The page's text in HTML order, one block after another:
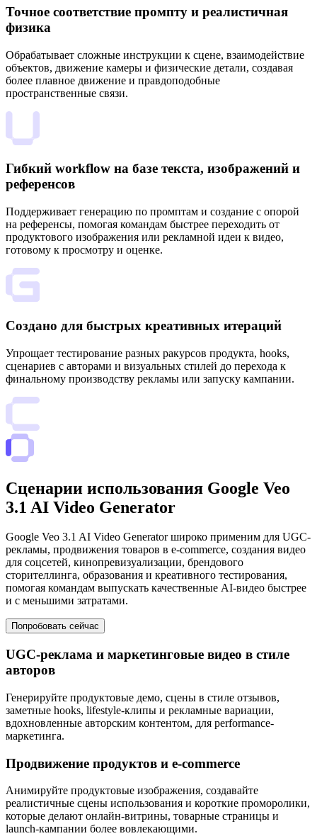
Точное соответствие промпту и реалистичная
физика
Обрабатывает сложные инструкции к сцене, взаимодействие
объектов, движение камеры и физические детали, создавая
более плавное движение и правдоподобные
пространственные связи.
Гибкий workflow на базе текста, изображений и
референсов
Поддерживает генерацию по промптам и создание с опорой
на референсы, помогая командам быстрее переходить от
продуктового изображения или рекламной идеи к видео,
готовому к просмотру и оценке.
Создано для быстрых креативных итераций
Упрощает тестирование разных ракурсов продукта, hooks,
сценариев с авторами и визуальных стилей до перехода к
финальному производству рекламы или запуску кампании.
Сценарии использования Google Veo
3.1 AI Video Generator
Google Veo 3.1 AI Video Generator широко применим для UGC-
рекламы, продвижения товаров в e-commerce, создания видео
для соцсетей, кинопревизуализации, брендового
сторителлинга, образования и креативного тестирования,
помогая командам выпускать качественные AI-видео быстрее
и с меньшими затратами.
Попробовать сейчас
UGC-реклама и маркетинговые видео в стиле
авторов
Генерируйте продуктовые демо, сцены в стиле отзывов,
заметные hooks, lifestyle-клипы и рекламные вариации,
вдохновленные авторским контентом, для performance-
маркетинга.
Продвижение продуктов и e-commerce
Анимируйте продуктовые изображения, создавайте
реалистичные сцены использования и короткие проморолики,
которые делают онлайн-витрины, товарные страницы и
launch-кампании более вовлекающими.